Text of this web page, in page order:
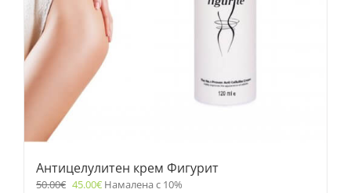
Антицелулитен крем Фигурит
50.00€ 45.00€ Намалена с 10%